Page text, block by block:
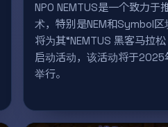
NPO NEMTUS是一个致力于
术，特别是NEM和Symbol
将为其“NEMTUS 黑客马拉
启动活动，该活动将于
举行。